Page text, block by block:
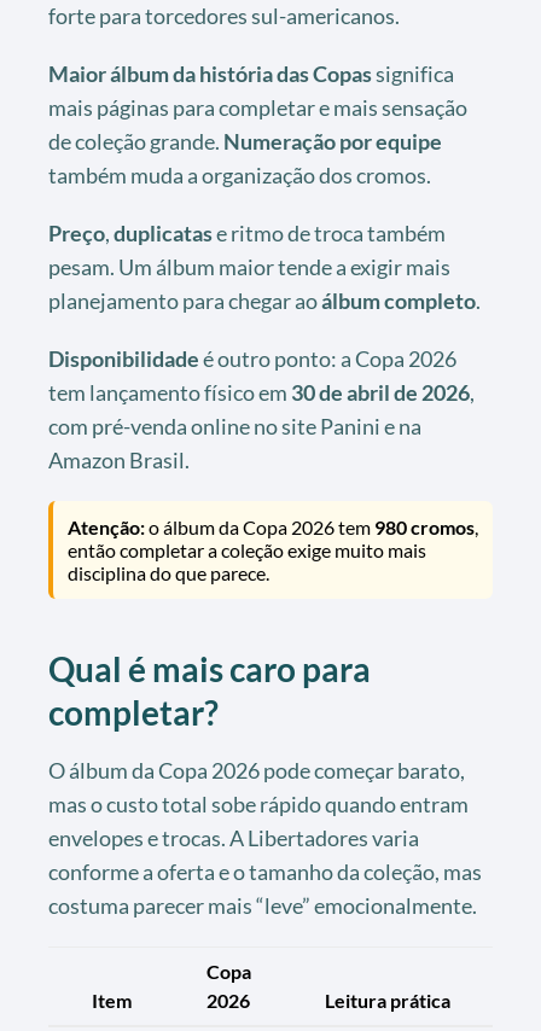
forte para torcedores sul-americanos.
Maior álbum da história das Copassignifica
mais páginas para completar e mais sensação
de coleção grande. Numeração por equipe
também muda a organização dos cromos.
Preço,duplicatase ritmo de troca também
pesam. Um álbum maior tende a exigir mais
planejamento para chegar aoálbum completo.
Disponibilidadeé outro ponto: a Copa 2026
tem lançamento físico em 30 de abril de 2026,
com pré-venda online no site Panini e na
Amazon Brasil.
Atenção:o álbum da Copa 2026 tem 980 cromos,
então completar a coleção exige muito mais
disciplina do que parece.
Qual é mais caro para
completar?
O álbum da Copa 2026 pode começar barato,
mas o custo total sobe rápido quando entram
envelopes e trocas. A Libertadores varia
conforme a oferta e o tamanho da coleção, mas
costuma parecer mais “leve” emocionalmente.
Item
Copa
2026
Leitura prática